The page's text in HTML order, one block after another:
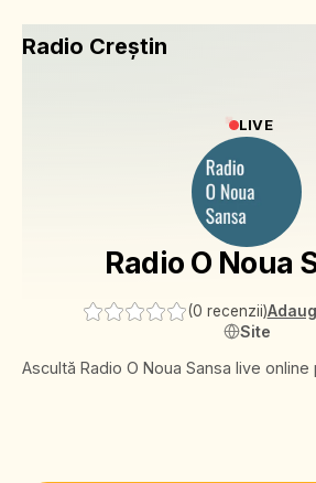
Radio Creștin
LIVE
Radio O Noua
(0 recenzii)
Site
Ascultă Radio O Noua Sansa live